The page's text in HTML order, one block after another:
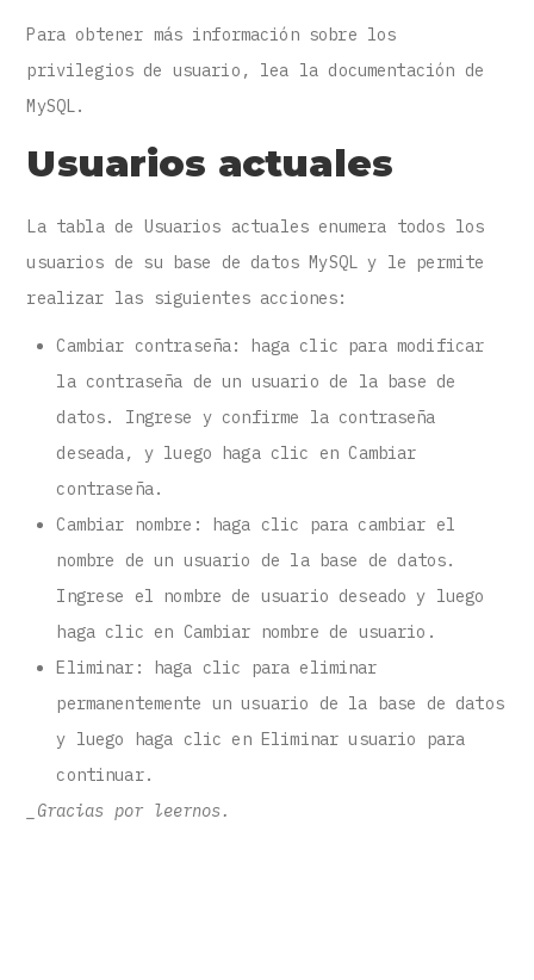
Para obtener más información sobre los
privilegios de usuario, lea la documentación de
MySQL.
Usuarios actuales
La tabla de Usuarios actuales enumera todos los
usuarios de su base de datos MySQL y le permite
realizar las siguientes acciones:
Cambiar contraseña: haga clic para modificar
la contraseña de un usuario de la base de
datos. Ingrese y confirme la contraseña
deseada, y luego haga clic en Cambiar
contraseña.
Cambiar nombre: haga clic para cambiar el
nombre de un usuario de la base de datos.
Ingrese el nombre de usuario deseado y luego
haga clic en Cambiar nombre de usuario.
Eliminar: haga clic para eliminar
permanentemente un usuario de la base de datos
y luego haga clic en Eliminar usuario para
continuar.
_Gracias por leernos.